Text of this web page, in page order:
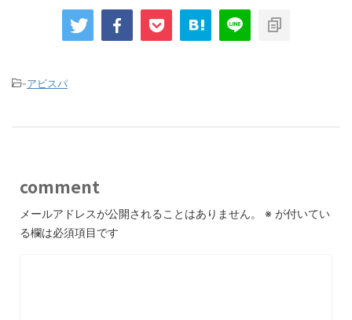
-アビスパ
comment
メールアドレスが公開されることはありません。 ※ が付いてい
る欄は必須項目です